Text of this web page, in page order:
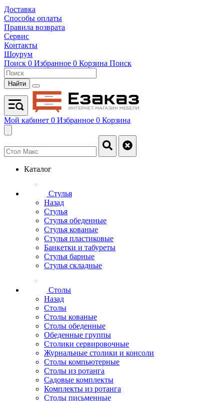
Доставка
Способы оплаты
Правила возврата
Сервис
Контакты
Шоурум
Поиск 0 Избранное 0 Корзина Поиск
Найти
Мой кабинет 0 Избранное 0 Корзина
Каталог
Стулья
Назад
Стулья
Стулья обеденные
Стулья кованые
Стулья пластиковые
Банкетки и табуреты
Стулья барные
Стулья складные
Столы
Назад
Столы
Столы кованые
Столы обеденные
Обеденные группы
Столики сервировочные
Журнальные столики и консоли
Столы компьютерные
Столы из ротанга
Садовые комплекты
Комплекты из ротанга
Столы письменные